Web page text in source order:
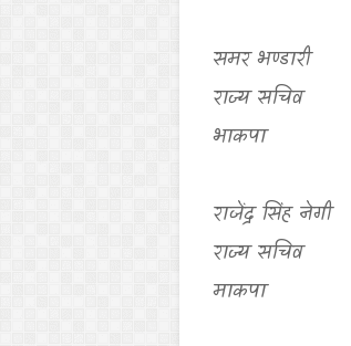
समर भण्डारी
राज्य सचिव
भाकपा
राजेंद्र सिंह नेगी
राज्य सचिव
माकपा